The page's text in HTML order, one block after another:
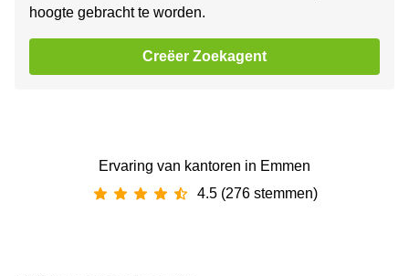
hoogte gebracht te worden.
Creëer Zoekagent
Ervaring van ‪kantoren‬ in Emmen
4.5 (276 stemmen)